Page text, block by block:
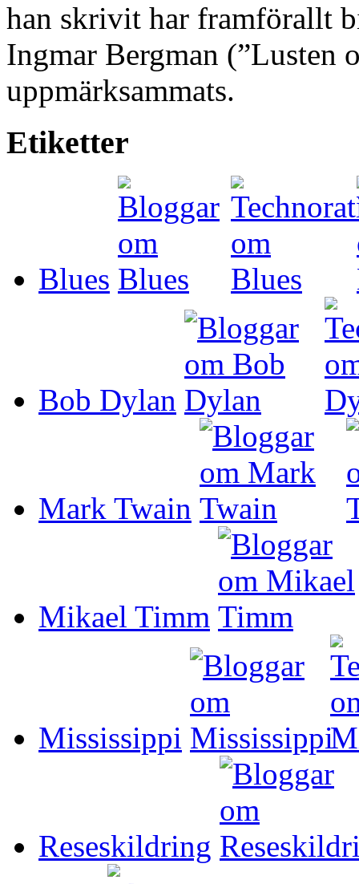
han skrivit har framförallt
Ingmar Bergman (”Lusten
uppmärksammats.
Etiketter
Blues
Bob Dylan
Mark Twain
Mikael Timm
Mississippi
Reseskildring